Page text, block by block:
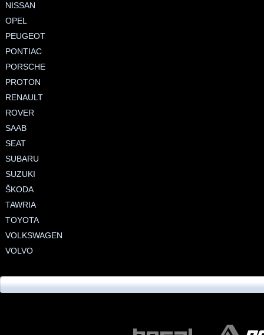
NISSAN
OPEL
PEUGEOT
PONTIAC
PORSCHE
PROTON
RENAULT
ROVER
SAAB
SEAT
SUBARU
SUZUKI
ŠKODA
TAWRIA
TOYOTA
VOLKSWAGEN
VOLVO